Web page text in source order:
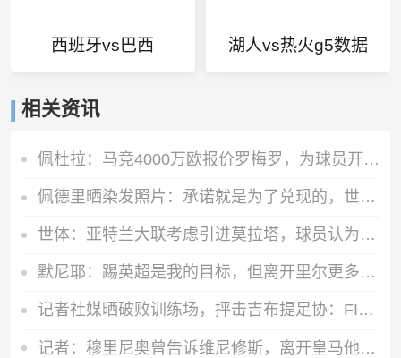
西班牙vs巴西 湖人vs热火g5数据
相关资讯
佩杜拉：马竞4000万欧报价罗梅罗，为球员开出超600万欧年薪
佩德里晒染发照片：承诺就是为了兑现的，世界杯冠军=金发佩德里
世体：亚特兰大联考虑引进莫拉塔，球员认为自己还能留在顶级联赛
默尼耶：踢英超是我的目标，但离开里尔更多是因为里尔主席的决定
记者社媒晒破败训练场，抨击吉布提足协：FIFA的拨款去哪里了？
记者：穆里尼奥曾告诉维尼修斯，离开皇马他的身价将大幅下降